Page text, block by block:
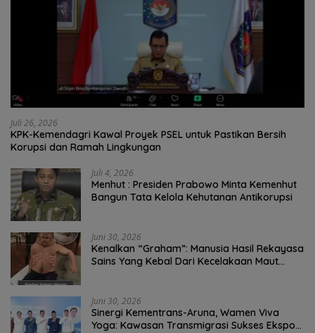
Juli 26, 2026
KPK-Kemendagri Kawal Proyek PSEL untuk Pastikan Bersih
Korupsi dan Ramah Lingkungan
Juli 4, 2026
Menhut : Presiden Prabowo Minta Kemenhut
Bangun Tata Kelola Kehutanan Antikorupsi
Juni 30, 2026
Kenalkan “Graham”: Manusia Hasil Rekayasa
Sains Yang Kebal Dari Kecelakaan Maut
Juni 30, 2026
Sinergi Kementrans-Aruna, Wamen Viva
Yoga: Kawasan Transmigrasi Sukses Ekspor